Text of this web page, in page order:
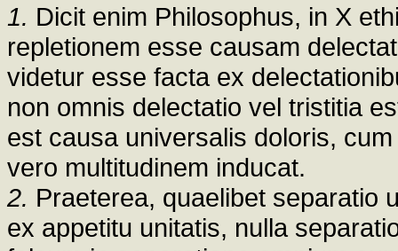
1. Dicit enim Philosophus, in X
repletionem esse causam
videtur esse facta ex
non omnis delectatio vel tristitia
est causa universalis doloris,
vero multitudinem inducat.
2. Praeterea, quaelibet separatio
ex appetitu unitatis, nulla